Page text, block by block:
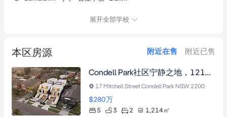
展开全部学校
本区房源 附近在售 附近已售
Condell Park社区宁静之地，1214平方米R2地块，20.1米临街面，可开发双拼别墅或重建梦想家园。
17 Mitchell Street Condell Park NSW 2200
$280万
5 3 2 1,214 ㎡